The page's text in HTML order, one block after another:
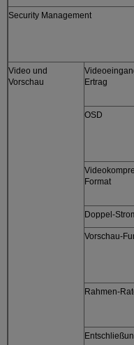
Security Management
Video und
Vorschau
Ertrag
OSD
Format
Doppel-
Vorschau-
Rahmen-